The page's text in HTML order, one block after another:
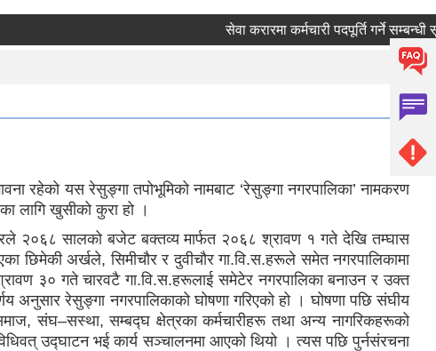
सेवा करारमा कर्मचारी पदपूर्ति गर्ने सम्बन्धी
रहेको यस रेसुङ्गा तपोभूमिको नामबाट ‘रेसुङ्गा नगरपालिका’ नामकरण
लागि खुसीको कुरा हो ।
२०६८ सालको बजेट बक्तव्य मार्फत २०६८ श्रावण १ गते देखि तम्घास
छिमेकी अर्खले, सिमीचौर र दुवीचौर गा.वि.स.हरूले समेत नगरपालिकामा
३० गते चारवटै गा.वि.स.हरूलाई समेटेर नगरपालिका बनाउन र उक्त
अनुसार रेसुङ्गा नगरपालिकाको घोषणा गरिएको हो । घोषणा पछि संघीय
संघ–सस्था, सम्बद्घ क्षेत्रका कर्मचारीहरू तथा अन्य नागरिकहरूको
उद्घाटन भई कार्य सञ्चालनमा आएको थियो । त्यस पछि पुर्नसंरचना